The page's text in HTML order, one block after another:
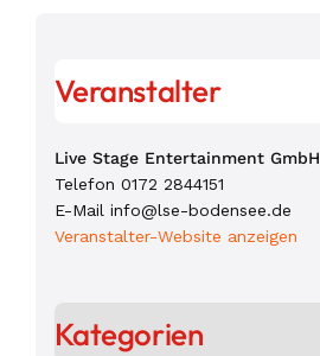
Veranstalter
Live Stage Entertainment GmbH
Telefon 0172 2844151
E-Mail info@lse-bodensee.de
Veranstalter-Website anzeigen
Kategorien